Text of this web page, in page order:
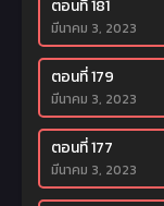
ตอนที่ 181
มีนาคม 3, 2023
ตอนที่ 179
มีนาคม 3, 2023
ตอนที่ 177
มีนาคม 3, 2023